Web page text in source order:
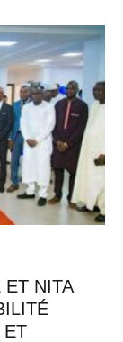
ET NITA
ET